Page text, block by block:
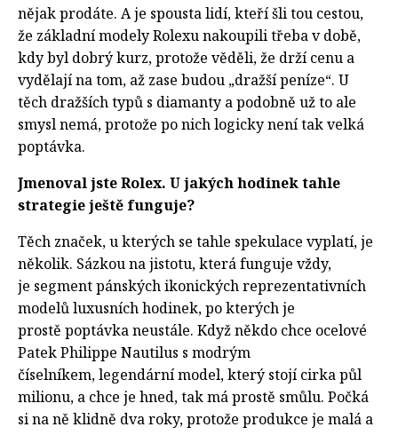
nějak prodáte. A je spousta lidí, kteří šli tou cestou,
že základní modely Rolexu nakoupili třeba v době,
kdy byl dobrý kurz, protože věděli, že drží cenu a
vydělají na tom, až zase budou „dražší peníze“. U
těch dražších typů s diamanty a podobně už to ale
smysl nemá, protože po nich logicky není tak velká
poptávka.
Jmenoval jste Rolex. U jakých hodinek tahle
strategie ještě funguje?
Těch značek, u kterých se tahle spekulace vyplatí, je
několik. Sázkou na jistotu, která funguje vždy,
je segment pánských ikonických reprezentativních
modelů luxusních hodinek, po kterých je
prostě poptávka neustále. Když někdo chce ocelové
Patek Philippe Nautilus s modrým
číselníkem, legendární model, který stojí cirka půl
milionu, a chce je hned, tak má prostě smůlu. Počká
si na ně klidně dva roky, protože produkce je malá a